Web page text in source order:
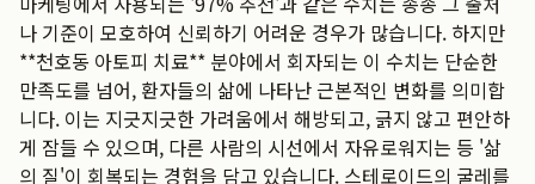
나 기준이 모호하여 신뢰하기 어려운 경우가 많습니다. 하지만
**천호동 아토피 치료** 분야에서 회자되는 이 수치는 단순한
만족도를 넘어, 환자들의 삶에 나타난 근본적인 변화를 의미합
니다. 이는 지긋지긋한 가려움에서 해방되고, 긁지 않고 편안하
게 잠들 수 있으며, 다른 사람의 시선에서 자유로워지는 등 '삶
의 질'이 회복되는 경험을 담고 있습니다. 스테로이드의 굴레를